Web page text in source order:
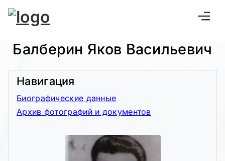
Балберин Яков Васильевич
Навигация
Биографические данные
Архив фотографий и документов